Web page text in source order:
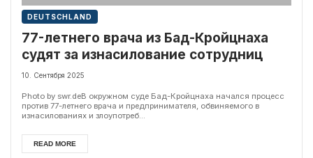
DEUTSCHLAND
77-летнего врача из Бад-Кройцнаха
судят за изнасилование сотрудниц
10. Сентября 2025
Photo by swr.deВ окружном суде Бад-Кройцнаха начался процесс
против 77-летнего врача и предпринимателя, обвиняемого в
изнасилованиях и злоупотреб...
READ MORE